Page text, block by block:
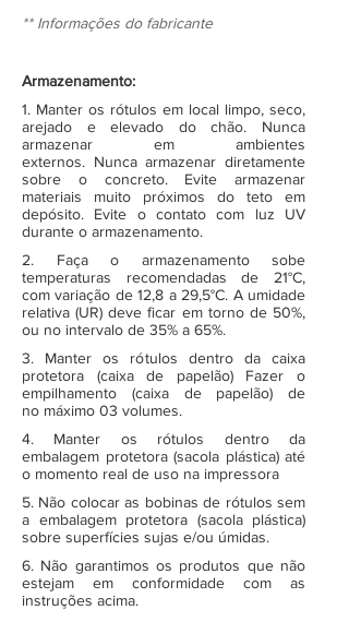
** Informações do fabricante
Armazenamento:
1. Manter os rótulos em local limpo, seco,
arejado e elevado do chão. Nunca
armazenar em ambientes
externos. Nunca armazenar diretamente
sobre o concreto. Evite armazenar
materiais muito próximos do teto em
depósito. Evite o contato com luz UV
durante o armazenamento.
2. Faça o armazenamento sobe
temperaturas recomendadas de 21°C,
com variação de 12,8 a 29,5°C. A umidade
relativa (UR) deve ficar em torno de 50%,
ou no intervalo de 35% a 65%.
3. Manter os rótulos dentro da caixa
protetora (caixa de papelão) Fazer o
empilhamento (caixa de papelão) de
no máximo 03 volumes.
4. Manter os rótulos dentro da
embalagem protetora (sacola plástica) até
o momento real de uso na impressora
5. Não colocar as bobinas de rótulos sem
a embalagem protetora (sacola plástica)
sobre superfícies sujas e/ou úmidas.
6. Não garantimos os produtos que não
estejam em conformidade com as
instruções acima.